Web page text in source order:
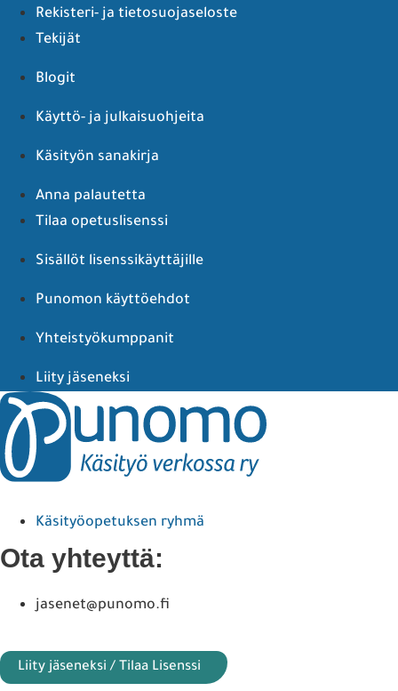
Rekisteri- ja tietosuojaseloste
Tekijät
Blogit
Käyttö- ja julkaisuohjeita
Käsityön sanakirja
Anna palautetta
Tilaa opetuslisenssi
Sisällöt lisenssikäyttäjille
Punomon käyttöehdot
Yhteistyökumppanit
Liity jäseneksi
Käsityöopetuksen ryhmä
Ota yhteyttä:
jasenet@punomo.fi
Liity jäseneksi / Tilaa Lisenssi